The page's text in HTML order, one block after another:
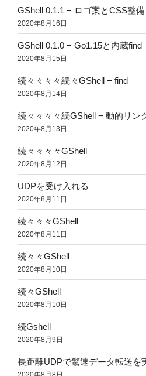
GShell 0.1.1 − ロゴ案とCSS整備
2020年8月16日
GShell 0.1.0 − Go1.15と内蔵find
2020年8月15日
続々々々々続々GShell − find
2020年8月14日
続々々々々続GShell − 動的リン
2020年8月13日
続々々々々GShell
2020年8月12日
UDPを受け入れる
2020年8月11日
続々々々GShell
2020年8月11日
続々々GShell
2020年8月10日
続々GShell
2020年8月10日
続Gshell
2020年8月9日
長距離UDPで驚速データ転送を